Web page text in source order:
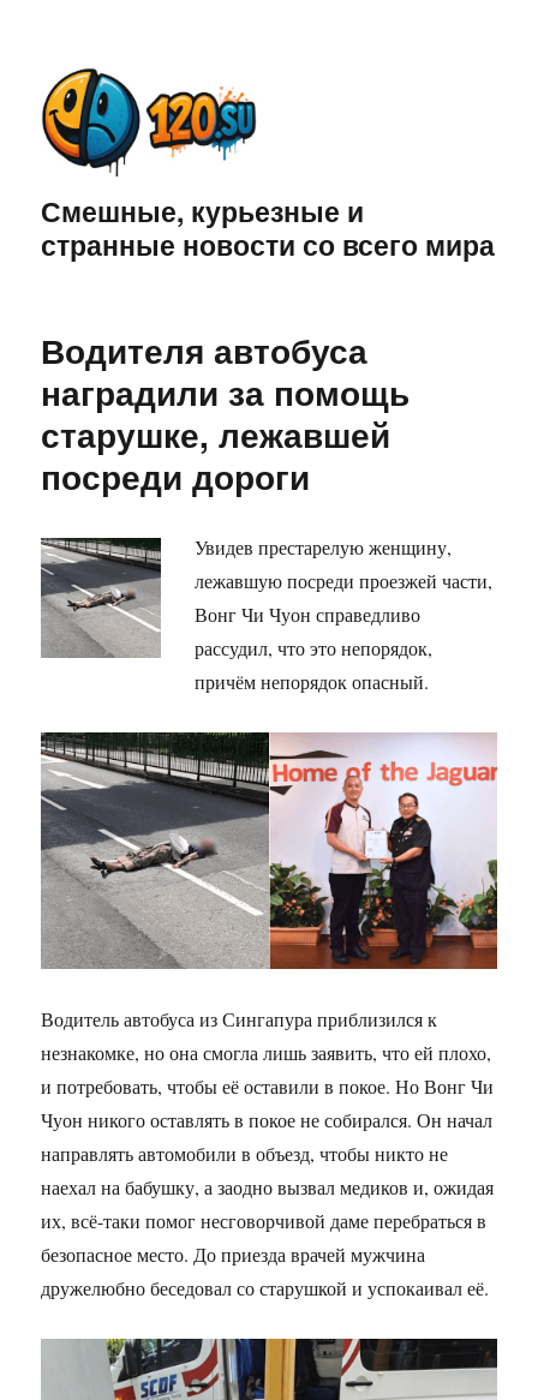
Смешные, курьезные и
странные новости со всего мира
Водителя автобуса
наградили за помощь
старушке, лежавшей
посреди дороги
Увидев престарелую женщину,
лежавшую посреди проезжей части,
Вонг Чи Чуон справедливо
рассудил, что это непорядок,
причём непорядок опасный.
Водитель автобуса из Сингапура приблизился к
незнакомке, но она смогла лишь заявить, что ей плохо,
и потребовать, чтобы её оставили в покое. Но Вонг Чи
Чуон никого оставлять в покое не собирался. Он начал
направлять автомобили в объезд, чтобы никто не
наехал на бабушку, а заодно вызвал медиков и, ожидая
их, всё-таки помог несговорчивой даме перебраться в
безопасное место. До приезда врачей мужчина
дружелюбно беседовал со старушкой и успокаивал её.